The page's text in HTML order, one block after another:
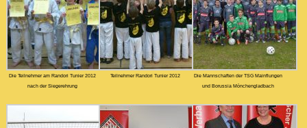
Die Teilnehmer am Randori Tunier 2012
nach der Siegerehrung
Teilnehmer Randori Tunier 2012 Die Mannschaften der TSG Mainflungen
und Borussia Mönchengladbach